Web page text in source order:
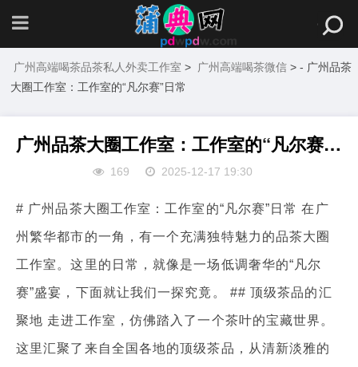
广州高端喝茶品茶私人外卖工作室 > 广州高端喝茶微信 > - 广州品茶
大圈工作室：工作室的“凡尔赛”日常
广州品茶大圈工作室：工作室的“凡尔赛”日常
169 2025-12-17 19:30
# 广州品茶大圈工作室：工作室的“凡尔赛”日常 在广
州繁华都市的一角，有一个充满独特魅力的品茶大圈
工作室。这里的日常，就像是一场低调奢华的“凡尔
赛”盛宴，下面就让我们一探究竟。 ## 顶级茶品的汇
聚地 走进工作室，仿佛踏入了一个茶叶的宝藏世界。
这里汇聚了来自全国各地的顶级茶品，从清新淡雅的